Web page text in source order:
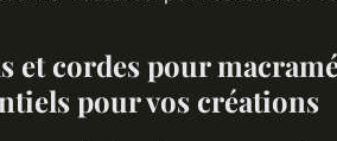
et cordes pour
pour vos créations